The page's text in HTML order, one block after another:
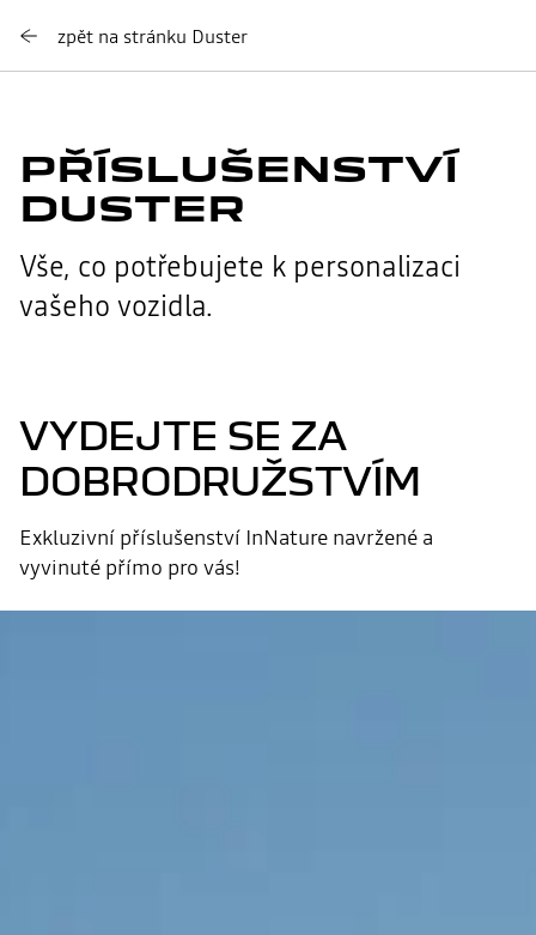
zpět na stránku Duster
PŘÍSLUŠENSTVÍ
DUSTER
Vše, co potřebujete k personalizaci
vašeho vozidla.
VYDEJTE SE ZA
DOBRODRUŽSTVÍM
Exkluzivní příslušenství InNature navržené a
vyvinuté přímo pro vás!